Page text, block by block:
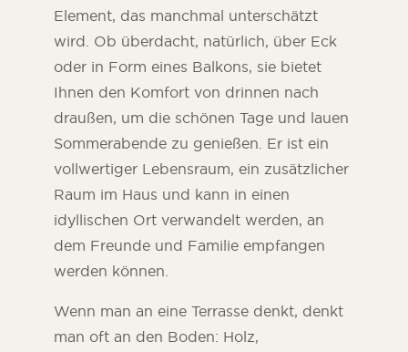
ALLE AUSSENBEREICHE
Element, das manchmal unterschätzt
wird. Ob überdacht, natürlich, über Eck
oder in Form eines Balkons, sie bietet
Ihnen den Komfort von drinnen nach
draußen, um die schönen Tage und lauen
Sommerabende zu genießen. Er ist ein
vollwertiger Lebensraum, ein zusätzlicher
Raum im Haus und kann in einen
idyllischen Ort verwandelt werden, an
dem Freunde und Familie empfangen
werden können.
Wenn man an eine Terrasse denkt, denkt
man oft an den Boden: Holz,